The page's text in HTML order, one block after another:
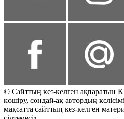
© Сайттың кез-келген
көшіру, сондай-ақ автордың
мақсатта сайттың кез-келген